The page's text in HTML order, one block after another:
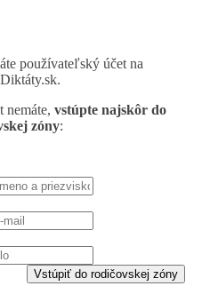
používateľský účet na
nemáte, vstúpte najskôr do
zóny:
Vstúpiť do rodičovskej zóny